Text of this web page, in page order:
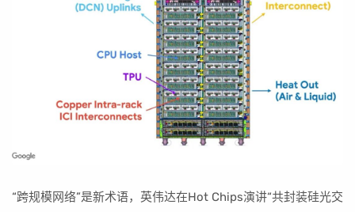
“跨规模网络”是新术语，英伟达在Hot Chips演讲“共封装硅光交